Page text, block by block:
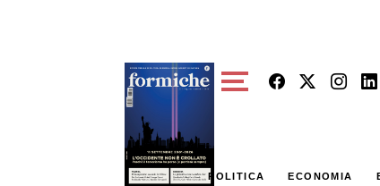
POLITICA ECONOMIA